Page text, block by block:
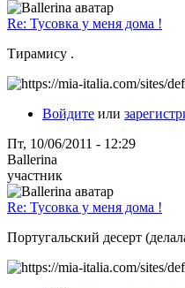
Re: Тусовка у меня дома !
Тирамису .
Войдите или
Пт, 10/06/2011 - 12:29
Ballerina
участник
Re: Тусовка у меня дома !
Португальский десерт